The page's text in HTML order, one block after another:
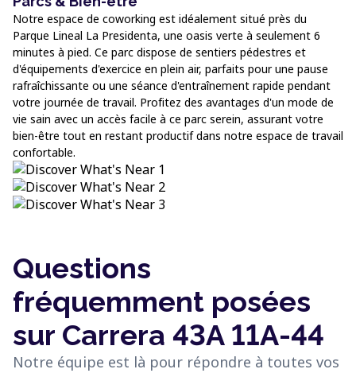
Notre espace de coworking est idéalement situé près du
Parque Lineal La Presidenta, une oasis verte à seulement 6
minutes à pied. Ce parc dispose de sentiers pédestres et
d'équipements d'exercice en plein air, parfaits pour une pause
rafraîchissante ou une séance d'entraînement rapide pendant
votre journée de travail. Profitez des avantages d'un mode de
vie sain avec un accès facile à ce parc serein, assurant votre
bien-être tout en restant productif dans notre espace de travail
confortable.
Questions
fréquemment posées
sur Carrera 43A 11A-44
Notre équipe est là pour répondre à toutes vos